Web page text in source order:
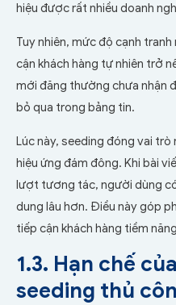
hiệu được rất nhiều doanh
Tuy nhiên, mức độ cạnh
cận khách hàng tự nhiên trở
mới đăng thường chưa nhận
bỏ qua trong bảng tin.
Lúc này, seeding đóng vai
hiệu ứng đám đông. Khi bài
lượt tương tác, người dùng
dung lâu hơn. Điều này góp
tiếp cận khách hàng tiềm
1.3. Hạn chế
seeding thủ